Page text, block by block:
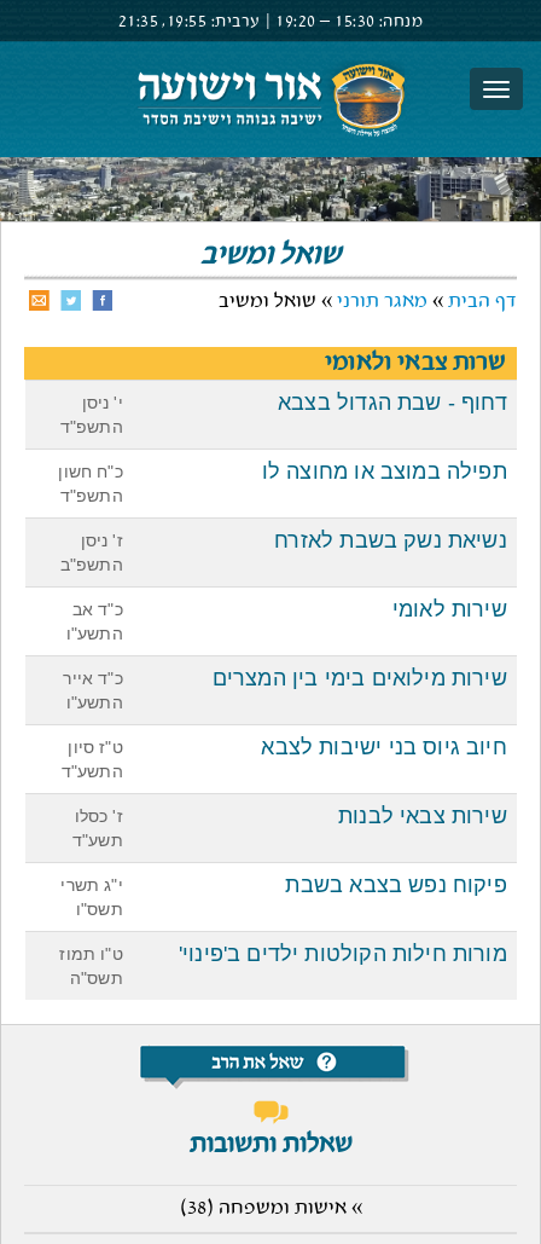
מנחה: 15:30 –
19:20 ערבית: 19:55,
21:35
שואל ומשיב
דף הבית » מאגר תורני » שואל ומשיב
שרות צבאי ולאומי
דחוף - שבת הגדול בצבא
י' ניסן
התשפ"ד
תפילה במוצב או מחוצה לו
כ"ח חשון
התשפ"ד
נשיאת נשק בשבת לאזרח
ז' ניסן
התשפ"ב
שירות לאומי
כ"ד אב
התשע"ו
שירות מילואים בימי בין המצרים
כ"ד אייר
התשע"ו
חיוב גיוס בני ישיבות לצבא
ט"ז סיון
התשע"ד
שירות צבאי לבנות
ז' כסלו
תשע"ד
פיקוח נפש בצבא בשבת
י"ג תשרי
תשס"ו
מורות חילות הקולטות ילדים ב'פינוי'
ט"ו תמוז
תשס"ה
שאלות ותשובות
» אישות ומשפחה (38)